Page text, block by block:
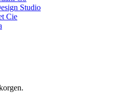
Studio
Cie